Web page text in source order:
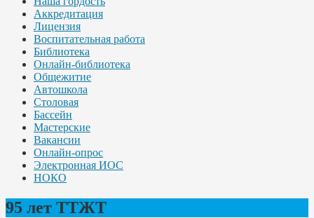
Аккредитация
Лицензия
Воспитательная работа
Библиотека
Онлайн-библиотека
Общежитие
Автошкола
Столовая
Бассейн
Мастерские
Вакансии
Онлайн-опрос
Электронная ИОС
НОКО
95 лет ТТЖТ